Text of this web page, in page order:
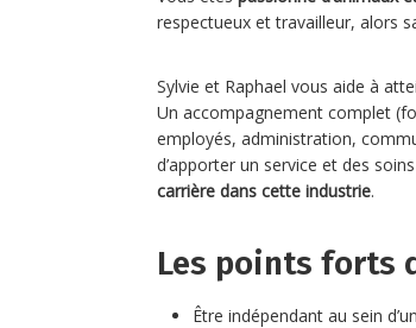
respectueux et travailleur, alors
Sylvie et Raphael vous aide à
Un accompagnement complet
employés, administration,
d’apporter un service et des
carrière dans cette industrie.
Les points forts
Être indépendant au sein